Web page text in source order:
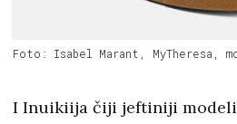
Foto: Isabel Marant, MyTheresa,
I Inuikiija čiji jeftiniji modeli